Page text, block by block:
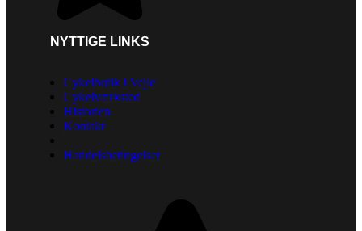
NYTTIGE LINKS
Cykelbutik i Vejle
Cykelværksted
Historien
Kontakt
Handelsbetingelser